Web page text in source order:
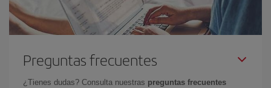
Preguntas frecuentes
¿Tienes dudas? Consulta nuestras preguntas frecuentes